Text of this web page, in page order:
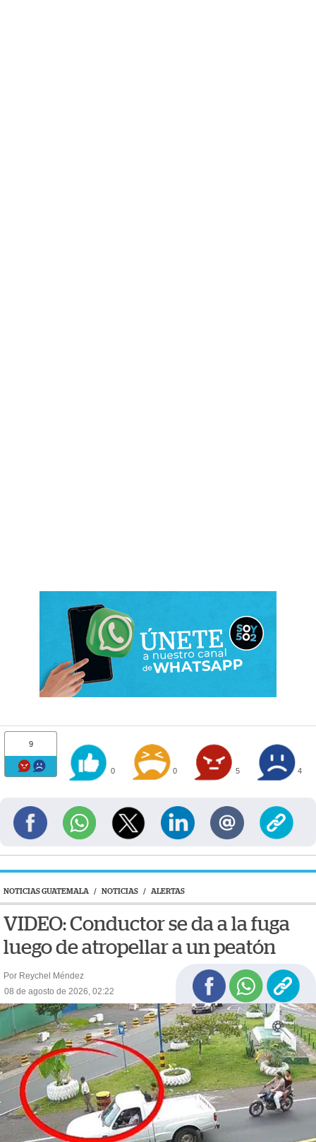
9
0 0 5 4
NOTICIAS GUATEMALA / NOTICIAS / ALERTAS
VIDEO: Conductor se da a la fuga
luego de atropellar a un peatón
Por Reychel Méndez
08 de agosto de 2026, 02:22